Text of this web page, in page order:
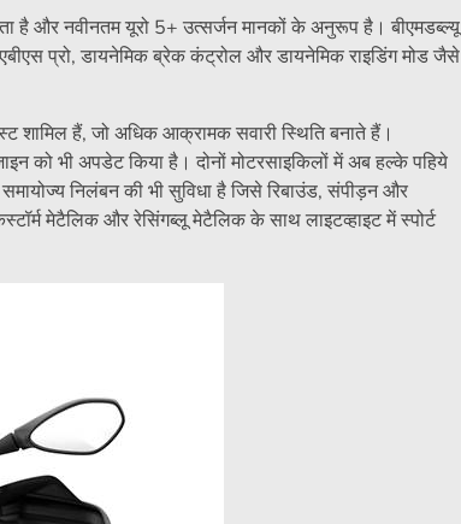
है और नवीनतम यूरो 5+ उत्सर्जन मानकों के अनुरूप है। बीएमडब्ल्यू
प्रो, डायनेमिक ब्रेक कंट्रोल और डायनेमिक राइडिंग मोड जैसे
शामिल हैं, जो अधिक आक्रामक सवारी स्थिति बनाते हैं।
को भी अपडेट किया है। दोनों मोटरसाइकिलों में अब हल्के पहिये
निलंबन की भी सुविधा है जिसे रिबाउंड, संपीड़न और
मेटैलिक और रेसिंगब्लू मेटैलिक के साथ लाइटव्हाइट में स्पोर्ट